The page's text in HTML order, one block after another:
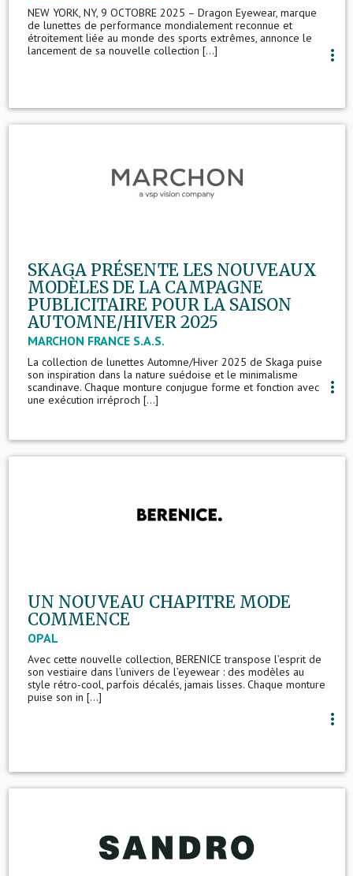
NEW YORK, NY, 9 OCTOBRE 2025 – Dragon Eyewear, marque
de lunettes de performance mondialement reconnue et
étroitement liée au monde des sports extrêmes, annonce le
lancement de sa nouvelle collection [...]
more_vert
SKAGA PRÉSENTE LES NOUVEAUX
MODÈLES DE LA CAMPAGNE
PUBLICITAIRE POUR LA SAISON
AUTOMNE/HIVER 2025
MARCHON FRANCE S.A.S.
La collection de lunettes Automne/Hiver 2025 de Skaga puise
son inspiration dans la nature suédoise et le minimalisme
scandinave. Chaque monture conjugue forme et fonction avec
une exécution irréproch [...]
more_vert
UN NOUVEAU CHAPITRE MODE
COMMENCE
OPAL
Avec cette nouvelle collection, BERENICE transpose l’esprit de
son vestiaire dans l’univers de l’eyewear : des modèles au
style rétro-cool, parfois décalés, jamais lisses. Chaque monture
puise son in [...]
more_vert